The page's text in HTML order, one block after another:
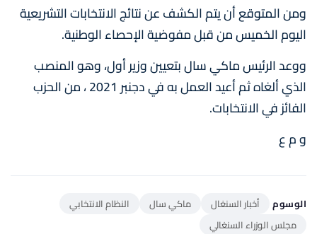
ومن المتوقع أن يتم الكشف عن نتائج الانتخابات التشريعية
اليوم الخميس من قبل مفوضية الإحصاء الوطنية.
ووعد الرئيس ماكي سال بتعيين وزير أول، وهو المنصب
الذي ألغاه ثم أعيد العمل به في دجنبر 2021 ، من الحزب
الفائز في الانتخابات.
و م ع
الوسوم أخبار السنغال ماكي سال
النظام الانتخابي
مجلس الوزراء السنغالي